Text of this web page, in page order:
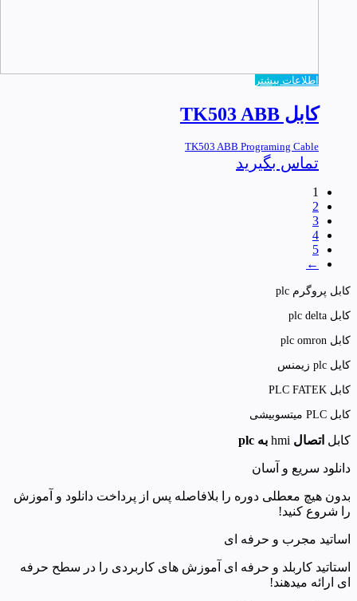
اطلاعات بیشتر
کابل TK503 ABB
TK503 ABB Programing Cable
تماس بگیرید
1
2
3
4
5
←
کابل پروگرم plc
کابل plc delta
کابل plc omron
کایل plc زیمنس
کابل PLC FATEK
کابل PLC میتسوبیشی
کابل اتصال به plc
دانلود سریع و آسان
بدون هیچ معطلی دوره را بلافاصله پس از پرداخت دانلود و آموزش
را شروع کنید!
اساتید مجرب و حرفه ای
استاتید کاربلد و حرفه ای آموزش های کاربردی را در سطح حرفه
ای ارائه میدهند!